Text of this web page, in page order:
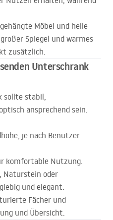
Möbel und helle
Spiegel und warmes
zusätzlich.
Unterschrank
sollte stabil,
ansprechend sein.
je nach Benutzer
komfortable Nutzung.
Naturstein oder
und elegant.
Fächer und
und Übersicht.